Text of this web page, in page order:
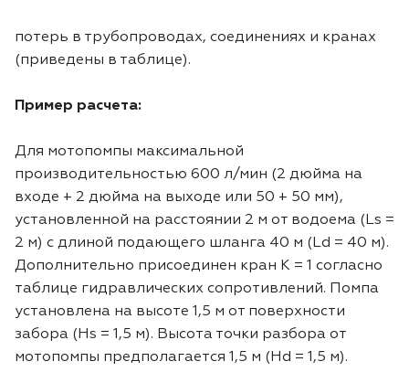
потерь в трубопроводах, соединениях и кранах
(приведены в таблице).
Пример расчета:
Для мотопомпы максимальной
производительностью 600 л/мин (2 дюйма на
входе + 2 дюйма на выходе или 50 + 50 мм),
установленной на расстоянии 2 м от водоема (Ls =
2 м) с длиной подающего шланга 40 м (Ld = 40 м).
Дополнительно присоединен кран К = 1 согласно
таблице гидравлических сопротивлений. Помпа
установлена на высоте 1,5 м от поверхности
забора (Hs = 1,5 м). Высота точки разбора от
мотопомпы предполагается 1,5 м (Hd = 1,5 м).